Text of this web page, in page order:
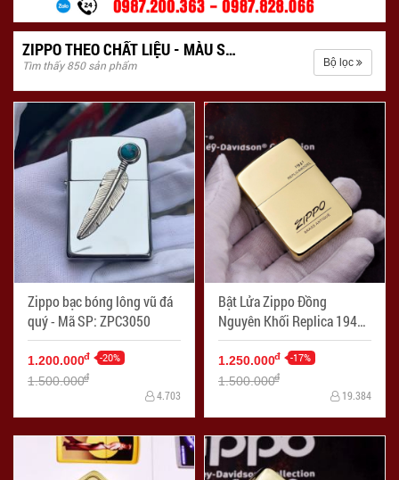
ZIPPO THEO CHẤT LIỆU - MÀU SẮC
Tìm thấy 850 sản phẩm Bộ lọc
Zippo bạc bóng lông vũ đá
quý - Mã SP: ZPC3050
1.200.000đ -20%
1.500.000đ
4.703
Bật Lửa Zippo Đồng
Nguyên Khối Replica 1941
Khắc Logo Zippo - Mã SP:
ZPC2375
1.250.000đ -17%
1.500.000đ
19.384